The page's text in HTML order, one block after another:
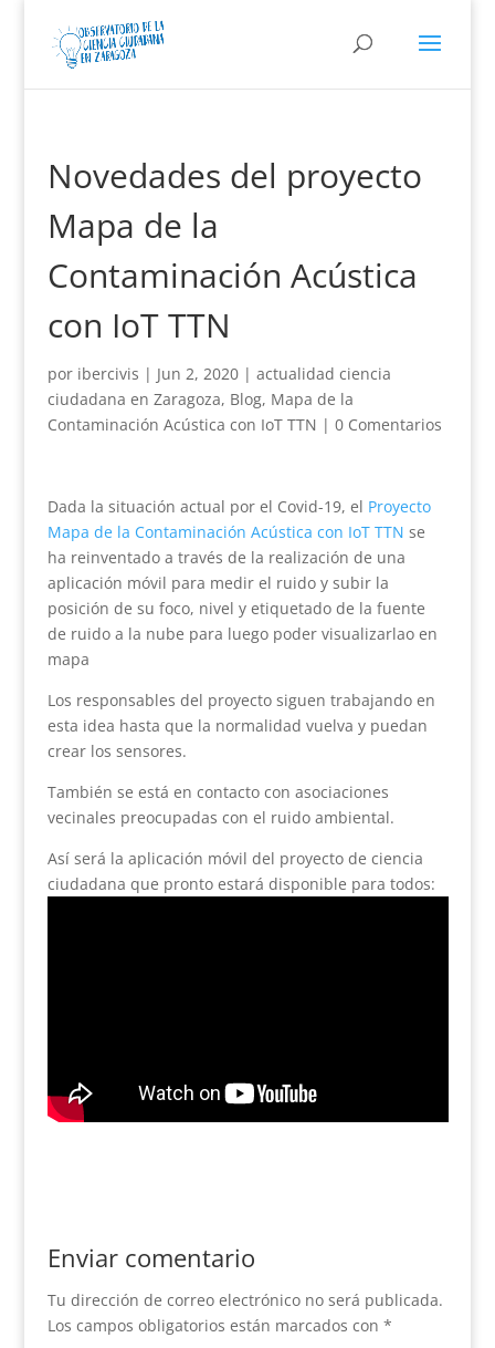
Novedades del proyecto
Mapa de la
Contaminación Acústica
con IoT TTN
por ibercivis | Jun 2, 2020| actualidad ciencia
ciudadana en Zaragoza, Blog, Mapa de la
Contaminación Acústica con IoT TTN | 0 Comentarios
Dada la situación actual por el Covid-19, el Proyecto
Mapa de la Contaminación Acústica con IoT TTN se
ha reinventado a través de la realización de una
aplicación móvil para medir el ruido y subir la
posición de su foco, nivel y etiquetado de la fuente
de ruido a la nube para luego poder visualizarlao en
mapa
Los responsables del proyecto siguen trabajando en
esta idea hasta que la normalidad vuelva y puedan
crear los sensores.
También se está en contacto con asociaciones
vecinales preocupadas con el ruido ambiental.
Así será la aplicación móvil del proyecto de ciencia
ciudadana que pronto estará disponible para todos:
Enviar comentario
Tu dirección de correo electrónico no será publicada.
Los campos obligatorios están marcados con *